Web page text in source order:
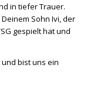
in tiefer Trauer.
Sohn Ivi, der
gespielt hat und
bist uns ein